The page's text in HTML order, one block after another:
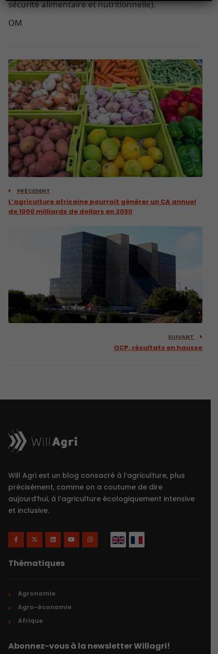
sécurité alimentaire et nutritionnelle).
OM
PRÉCEDENT
L’agriculture africaine pourrait générer un CA annuel
de 1000 milliards de dollars en 2030
SUIVANT
OCP, résultats en hausse
Will Agri est un blog consacré à l’agriculture, plus
précisément, comme on a coutume de dire
aujourd’hui, à l’agriculture écologiquement intensive
et inclusive.
Thématiques
Agronomie
Agro-économie
Afrique
Abonnez-vous à la newsletter Willagri!